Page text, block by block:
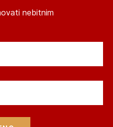
nebitnim